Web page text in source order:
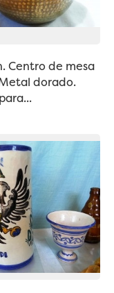
Centro de mesa
dorado.